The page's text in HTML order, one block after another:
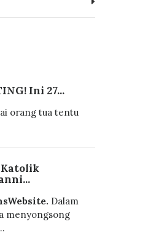
Ini 27...
orang tua tentu
Katolik
Dalam
menyongsong